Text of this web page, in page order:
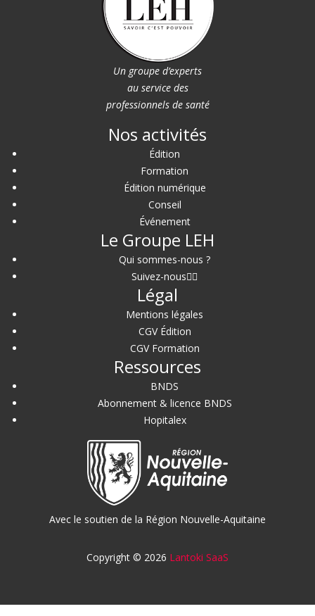
Un groupe d’experts
au service des
professionnels de santé
Nos activités
Édition
Formation
Édition numérique
Conseil
Événement
Le Groupe LEH
Qui sommes-nous ?
Suivez-nous
Légal
Mentions légales
CGV Édition
CGV Formation
Ressources
BNDS
Abonnement & licence BNDS
Hopitalex
Avec le soutien de la Région Nouvelle-Aquitaine
Copyright © 2026 Lantoki SaaS